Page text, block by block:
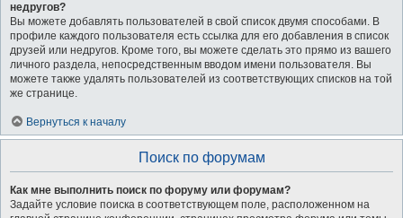
недругов?
Вы можете добавлять пользователей в свой список двумя способами. В
профиле каждого пользователя есть ссылка для его добавления в список
друзей или недругов. Кроме того, вы можете сделать это прямо из вашего
личного раздела, непосредственным вводом имени пользователя. Вы
можете также удалять пользователей из соответствующих списков на той
же странице.
Вернуться к началу
Поиск по форумам
Как мне выполнить поиск по форуму или форумам?
Задайте условие поиска в соответствующем поле, расположенном на